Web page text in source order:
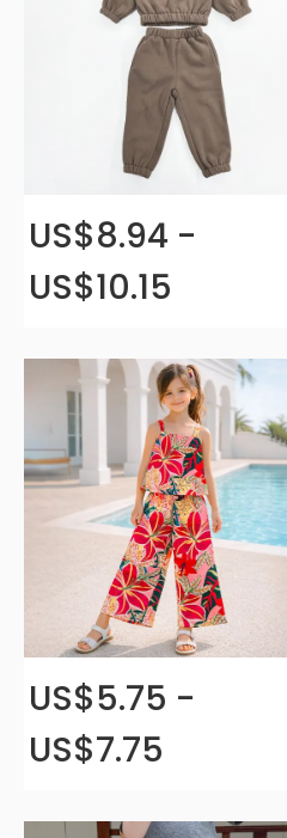
US$8.94 -
US$10.15
US$5.75 -
US$7.75